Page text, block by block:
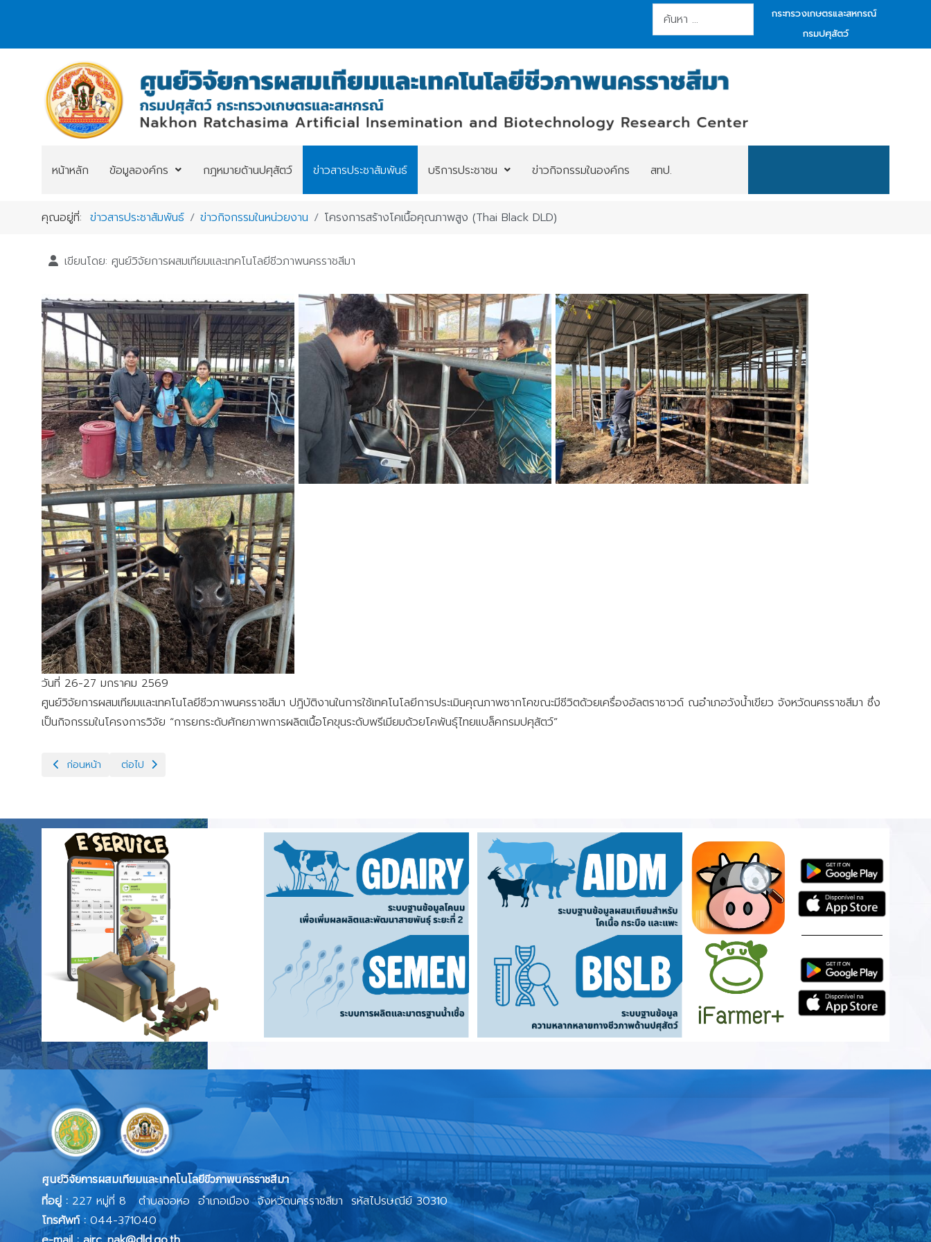
การค้นหา
กระทรวงเกษตรและสหกรณ์
กรมปศุสัตว์
หน้าหลัก ข้อมูลองค์กร กฎหมายด้านปศุสัตว์ ข่าวสารประชาสัมพันธ์ บริการประชาชน ข่าวกิจกรรมในองค์กร สทป.
คุณอยู่ที่:ข่าวสารประชาสัมพันธ์ ข่าวกิจกรรมในหน่วยงาน โครงการสร้างโคเนื้อคุณภาพสูง (Thai Black DLD)
เขียนโดย:ศูนย์วิจัยการผสมเทียมและเทคโนโลยีชีวภาพนครราชสีมา
วันที่ 26-27 มกราคม 2569
ศูนย์วิจัยการผสมเทียมและเทคโนโลยีชีวภาพนครราชสีมา ปฎิบัติงานในการใช้เทคโนโลยีการประเมินคุณภาพซากโคขณะมีชีวิตด้วยเครื่องอัลตราซาวด์ ณอำเภอวังน้ำเขียว จังหวัดนครราชสีมา ซึ่ง
เป็นกิจกรรมในโครงการวิจัย “การยกระดับศักยภาพการผลิตเนื้อโคขุนระดับพรีเมียมด้วยโคพันธุ์ไทยแบล็คกรมปศุสัตว์”
เนื้อหาก่อนหน้า: โครงการสหกรณ์โคนมต้นแบบ
ก่อนหน้า เนื้อหาถัดไป: เก็บตัวอย่างเลือดโคเพื่อตรวจหาโรคทางพันธุ์กรรม2569
ต่อไป
ศูนย์วิจัยการผสมเทียมและเทคโนโลยีขีวภาพนครราชสีมา
ที่อยู่ : 227 หมู่ที่ 8 ตำบลจอหอ อำเภอเมือง จังหวัดนครราชสีมา รหัสไปรษณีย์ 30310
โทรศัพท์ :044-371040